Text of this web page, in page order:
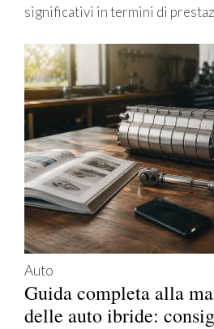
significativi in termini di
Auto
Guida completa alla
delle auto ibride: